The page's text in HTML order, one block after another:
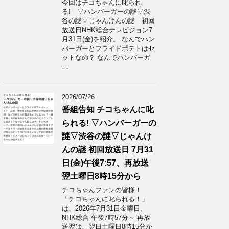
今回はチコちゃんに叱られ
る! ▽ハンバーガーの謎▽渋
谷の謎▽じゃんけんの謎 初回
放送日NHK総合テレビジョン7
月31日(金)を紹介。 なんでハン
バーガーとフライドポテトはセ
ットなの？ なんでハンバーガ
…
2026/07/26
番組告知 チコちゃんに叱
られる! ▽ハンバーガーの
謎▽渋谷の謎▽じゃんけ
んの謎 初回放送日 7月31
日(金)午後7:57、再放送
翌土曜日8時15分から
チコちゃんファンの皆様！
「チコちゃんに叱られる！」​
は、2026年7月31日金曜日、
NHK総合 午後7時57分～ 再放
送翌は、翌日土曜日8時15分か